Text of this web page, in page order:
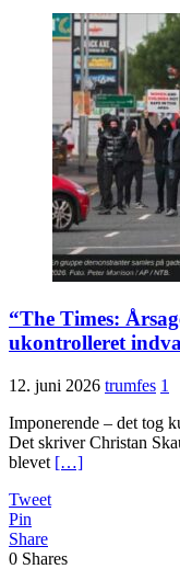
“The Times:
ukontrolleret
12. juni 2026 trumfes 1
Imponerende – det tog
Det skriver Christan
blevet […]
Tweet
Pin
Share
0 Shares